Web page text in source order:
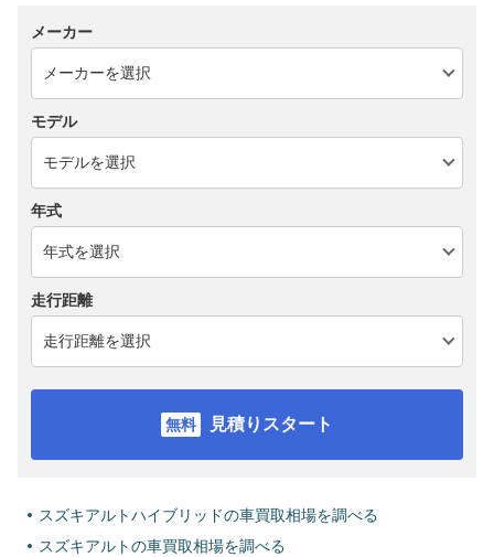
メーカー
モデル
年式
走行距離
見積りスタート
スズキアルトハイブリッドの車買取相場を調べる
スズキアルトの車買取相場を調べる